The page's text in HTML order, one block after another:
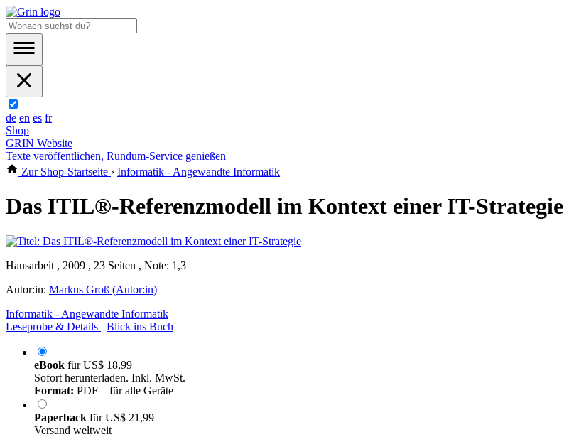
de en es fr
Shop
GRIN Website
Texte veröffentlichen, Rundum-Service genießen
Zur Shop-Startseite › Informatik - Angewandte Informatik
Das ITIL®-Referenzmodell im Kontext einer IT-Strategie
Hausarbeit , 2009 , 23 Seiten , Note: 1,3
Autor:in: Markus Groß (Autor:in)
Informatik - Angewandte Informatik
Leseprobe & Details
Blick ins Buch
eBook fürUS$ 18,99
Sofort herunterladen. Inkl. MwSt.
Format: PDF – für alle Geräte
Paperback fürUS$ 21,99
Versand weltweit